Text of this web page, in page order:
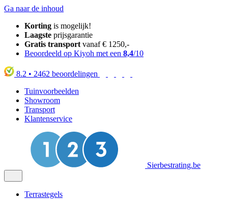
Ga naar de inhoud
Korting is mogelijk!
Laagste prijsgarantie
Gratis transport vanaf € 1250,-
Beoordeeld op Kiyoh met een 8,4/10
8.2 • 2462 beoordelingen
Tuinvoorbeelden
Showroom
Transport
Klantenservice
Sierbestrating.be
Terrastegels